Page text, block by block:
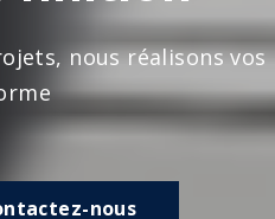
vos